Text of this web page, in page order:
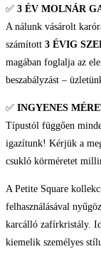
✅ 3 ÉV MOLNÁR
A nálunk vásárolt
számított 3 ÉVIG
magában foglalja az
beszabályzást –
✅ INGYENES
Típustól függően
igazítunk! Kérjük a
csukló körméretet
A Petite Square
felhasználásával
karcálló zafírkristály.
kiemelik személyes